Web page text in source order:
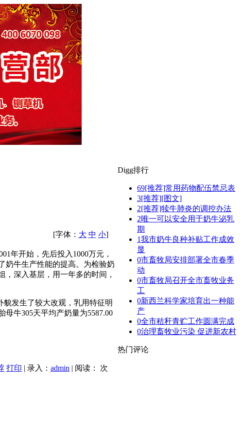
[字体： 大 中 小]
年开始，先后投入 1000万元，
奶牛生产性能的提高。为检验奶
深入基层，用一年多的时间，
发生了较大改观，乳用特征明
母牛305天平均产奶量为5587.00
打印 | 录入： admin | 阅读：
次
Digg排行
69[推荐]常用药物配伍禁忌表
3[推荐][图文]
2[推荐]犊牛肺炎的调控办法
2唯一可以安全用于奶牛泌乳
期
1我市奶牛良种补贴工作成效
显
0市畜牧局安排部署全市春季
动
0市畜牧局召开全市畜牧业务
工
0新西兰科学家培育出一种能
产
0全市秸秆青贮工作圆满完成
0治理畜牧业污染 促进新农村
热门评论